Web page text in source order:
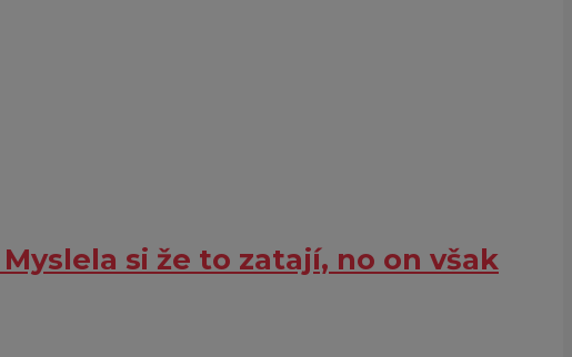
si že to zatají, no on však